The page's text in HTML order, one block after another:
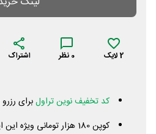
2لایک 0 نظر اشتراک
کد تخفیف نوین تراولبرای
کوپن 180 هزار تومانی ویژه این ایرلاین و همه مقاصد خارجی